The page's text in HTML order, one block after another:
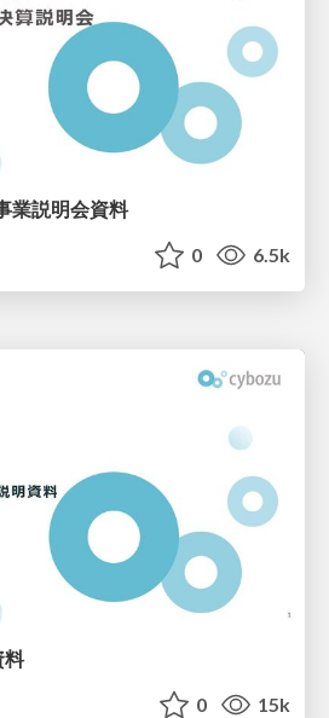
業説明会資料
0 6.5k
料
0 15k